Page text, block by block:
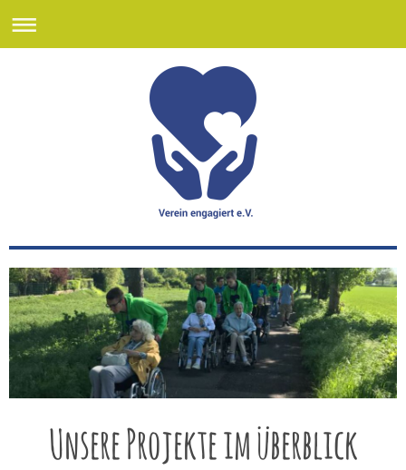
Unsere Projekte im überblick